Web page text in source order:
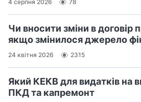
4 серпня 2026 78
Чи вносити зміни в договір
якщо змінилося джерело
24 квітня 2026 2315
Який КЕКВ для видатків на
ПКД та капремонт